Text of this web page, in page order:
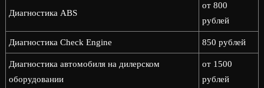
Диагностика ABS
от 800
рублей
Диагностика Check Engine 850 рублей
Диагностика автомобиля на дилерском
оборудовании
от 1500
рублей